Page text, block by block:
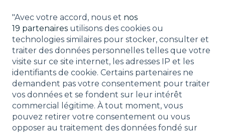
"Avec votre accord, nous et nos
19 partenaires utilisons des cookies ou
technologies similaires pour stocker, consulter et
traiter des données personnelles telles que votre
visite sur ce site internet, les adresses IP et les
identifiants de cookie. Certains partenaires ne
demandent pas votre consentement pour traiter
vos données et se fondent sur leur intérêt
commercial légitime. À tout moment, vous
pouvez retirer votre consentement ou vous
opposer au traitement des données fondé sur